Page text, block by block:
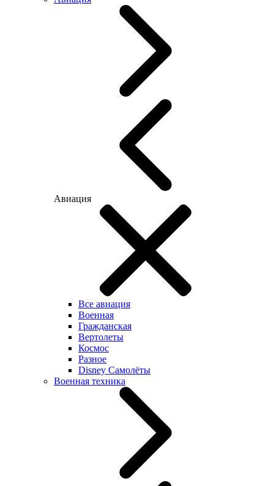
Авиация
Все авиация
Военная
Гражданская
Вертолеты
Космос
Разное
Disney Самолёты
Военная техника